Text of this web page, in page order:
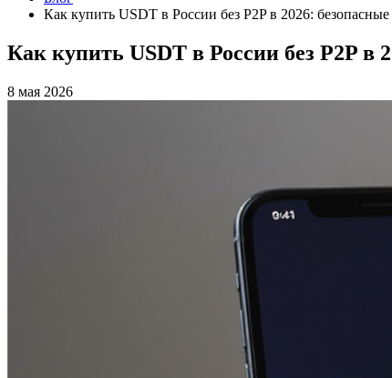
Как купить USDT в России без P2P в 2026:
Как купить USDT в России без P2P
8 мая 2026